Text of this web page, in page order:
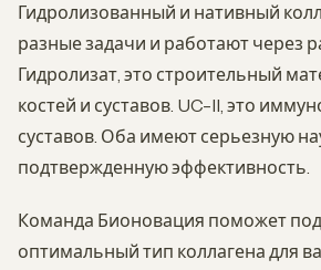
Гидролизованный и нативный
разные задачи и работают через
Гидролизат, это строительный
костей и суставов. UC-II, это
суставов. Оба имеют серьезную
подтвержденную эффективность.
Команда Бионовация поможет
оптимальный тип коллагена для